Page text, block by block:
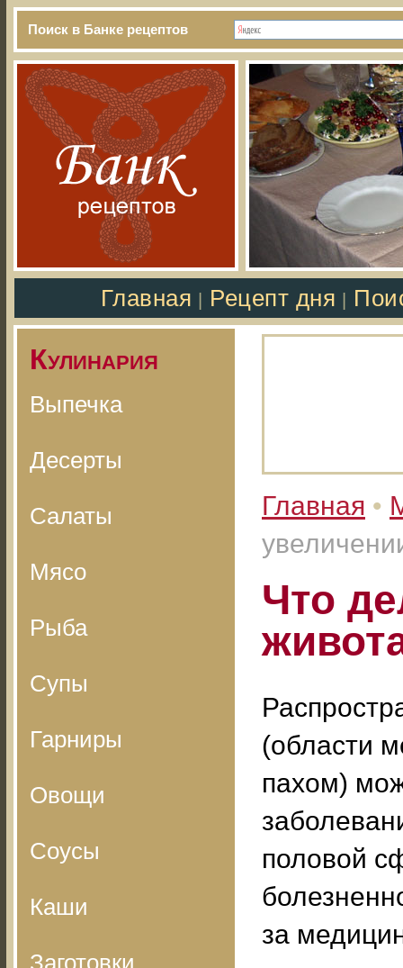
Поиск в Банке рецептов
Главная Рецепт дня
Кулинария
Выпечка
Десерты
Салаты
Мясо
Рыба
Супы
Гарниры
Овощи
Соусы
Каши
Заготовки
Главная •
Что
(области
пахом)
половой
за